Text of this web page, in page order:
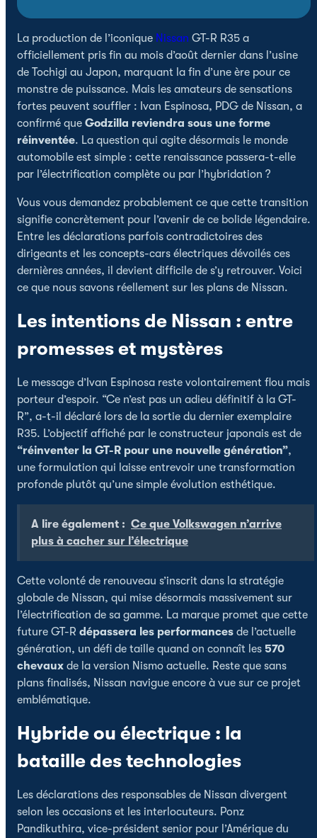
La production de l’iconique Nissan GT-R R35 a
officiellement pris fin au mois d’août dernier dans l’usine
de Tochigi au Japon, marquant la fin d’une ère pour ce
monstre de puissance. Mais les amateurs de sensations
fortes peuvent souffler : Ivan Espinosa, PDG de Nissan, a
confirmé que Godzilla reviendra sous une forme
réinventée. La question qui agite désormais le monde
automobile est simple : cette renaissance passera-t-elle
par l’électrification complète ou par l’hybridation ?
Vous vous demandez probablement ce que cette transition
signifie concrètement pour l’avenir de ce bolide légendaire.
Entre les déclarations parfois contradictoires des
dirigeants et les concepts-cars électriques dévoilés ces
dernières années, il devient difficile de s’y retrouver. Voici
ce que nous savons réellement sur les plans de Nissan.
Les intentions de Nissan : entre
promesses et mystères
Le message d’Ivan Espinosa reste volontairement flou mais
porteur d’espoir. “Ce n’est pas un adieu définitif à la GT-
R”, a-t-il déclaré lors de la sortie du dernier exemplaire
R35. L’objectif affiché par le constructeur japonais est de
“réinventer la GT-R pour une nouvelle génération”,
une formulation qui laisse entrevoir une transformation
profonde plutôt qu’une simple évolution esthétique.
A lire également : Ce que Volkswagen n’arrive
plus à cacher sur l’électrique
Cette volonté de renouveau s’inscrit dans la stratégie
globale de Nissan, qui mise désormais massivement sur
l’électrification de sa gamme. La marque promet que cette
future GT-R dépassera les performances de l’actuelle
génération, un défi de taille quand on connaît les 570
chevaux de la version Nismo actuelle. Reste que sans
plans finalisés, Nissan navigue encore à vue sur ce projet
emblématique.
Hybride ou électrique : la
bataille des technologies
Les déclarations des responsables de Nissan divergent
selon les occasions et les interlocuteurs. Ponz
Pandikuthira, vice-président senior pour l’Amérique du